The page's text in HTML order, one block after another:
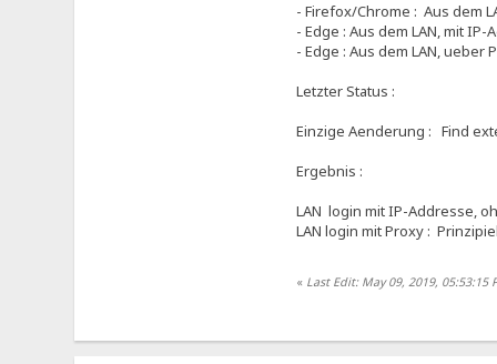
- Firefox/Chrome : Aus dem
- Edge : Aus dem LAN, mit
- Edge : Aus dem LAN,
Letzter Status :
Einzige Aenderung : Find
Ergebnis :
LAN login mit IP-Addresse,
LAN login mit Proxy :
« Last Edit: May 09, 2019, 05:53:15